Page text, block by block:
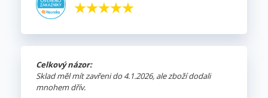
Celkový názor:
Sklad měl mít zavřeni do 4.1.2026, ale zboží dodali
mnohem dřív.